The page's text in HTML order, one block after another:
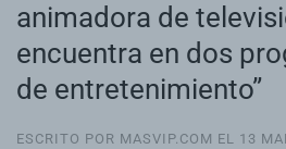
animadora de
encuentra en dos
de entretenimiento”
ESCRITO POR MASVIP.COM EL 13